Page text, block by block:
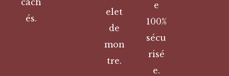
és.
elet
de
mon
tre.
e
100%
sécu
risé
e.